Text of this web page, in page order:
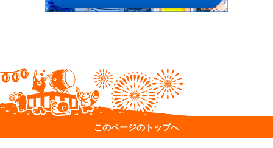
このページのトップへ